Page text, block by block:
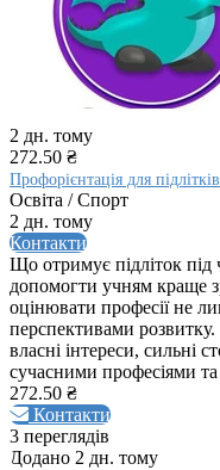
2 дн. тому
272.50 ₴
Профорієнтація для
Освіта / Спорт
2 дн. тому
Контакти
Що отримує підліток
допомогти учням краще
оцінювати професії не
перспективами розвитку.
власні інтереси, сильні
сучасними професіями
272.50 ₴
Контакти
3 переглядів
Додано 2 дн. тому